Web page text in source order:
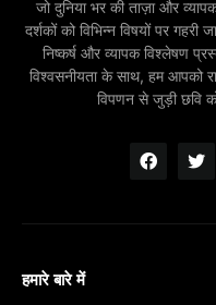
जो दुनिया भर की ताज़ा और
दर्शकों को विभिन्न विषयों पर गहरी
निष्कर्ष और व्यापक विश्लेषण
विश्वसनीयता के साथ, हम आपको
विपणन से जुड़ी छवि
हमारे बारे में